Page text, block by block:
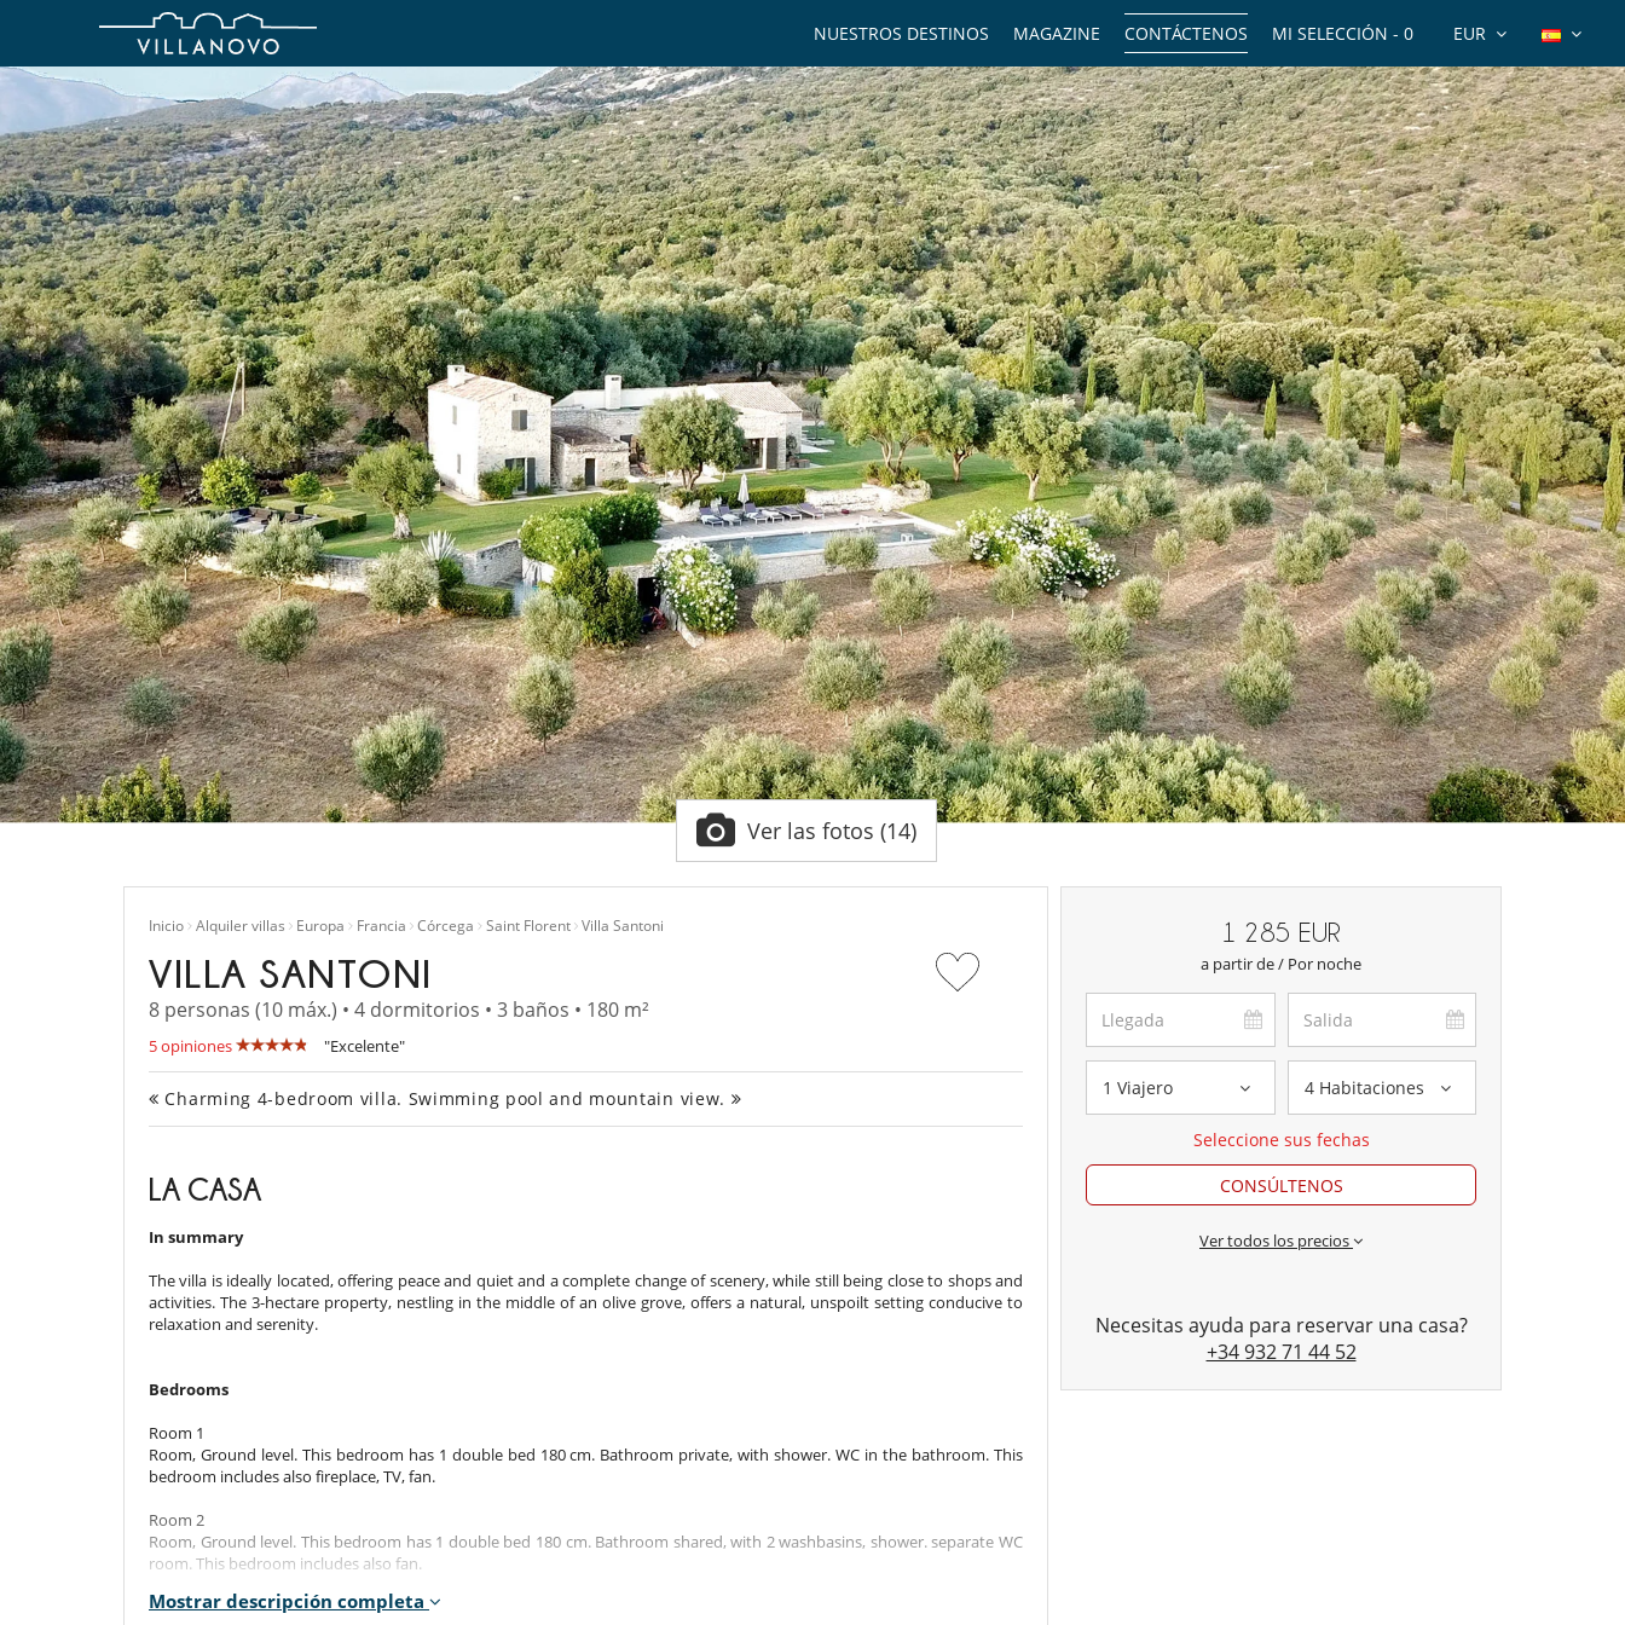
EUR
MI SELECCIÓN - 0
CONTÁCTENOS
MAGAZINE
NUESTROS DESTINOS
Ver las fotos (14)
Inicio Alquiler villas Europa Francia Córcega Saint Florent Villa Santoni
VILLA SANTONI
8 personas (10 máx.) • 4 dormitorios • 3 baños • 180 m²
5 opiniones "Excelente"
Charming 4-bedroom villa. Swimming pool and mountain view.
LA CASA
In summary
The villa is ideally located, offering peace and quiet and a complete change of scenery, while still being close to shops and
activities. The 3-hectare property, nestling in the middle of an olive grove, offers a natural, unspoilt setting conducive to
relaxation and serenity.
Bedrooms
Room 1
Room, Ground level. This bedroom has 1 double bed 180 cm. Bathroom private, with shower. WC in the bathroom. This
bedroom includes also fireplace, TV, fan.
Room 2
Room, Ground level. This bedroom has 1 double bed 180 cm. Bathroom shared, with 2 washbasins, shower. separate WC
room. This bedroom includes also fan.
Room 3
Mostrar descripción completa
1 285 EUR
a partir de / Por noche
1 Viajero 4 Habitaciones
Seleccione sus fechas
CONSÚLTENOS
Ver todos los precios
Necesitas ayuda para reservar una casa?
+34 932 71 44 52